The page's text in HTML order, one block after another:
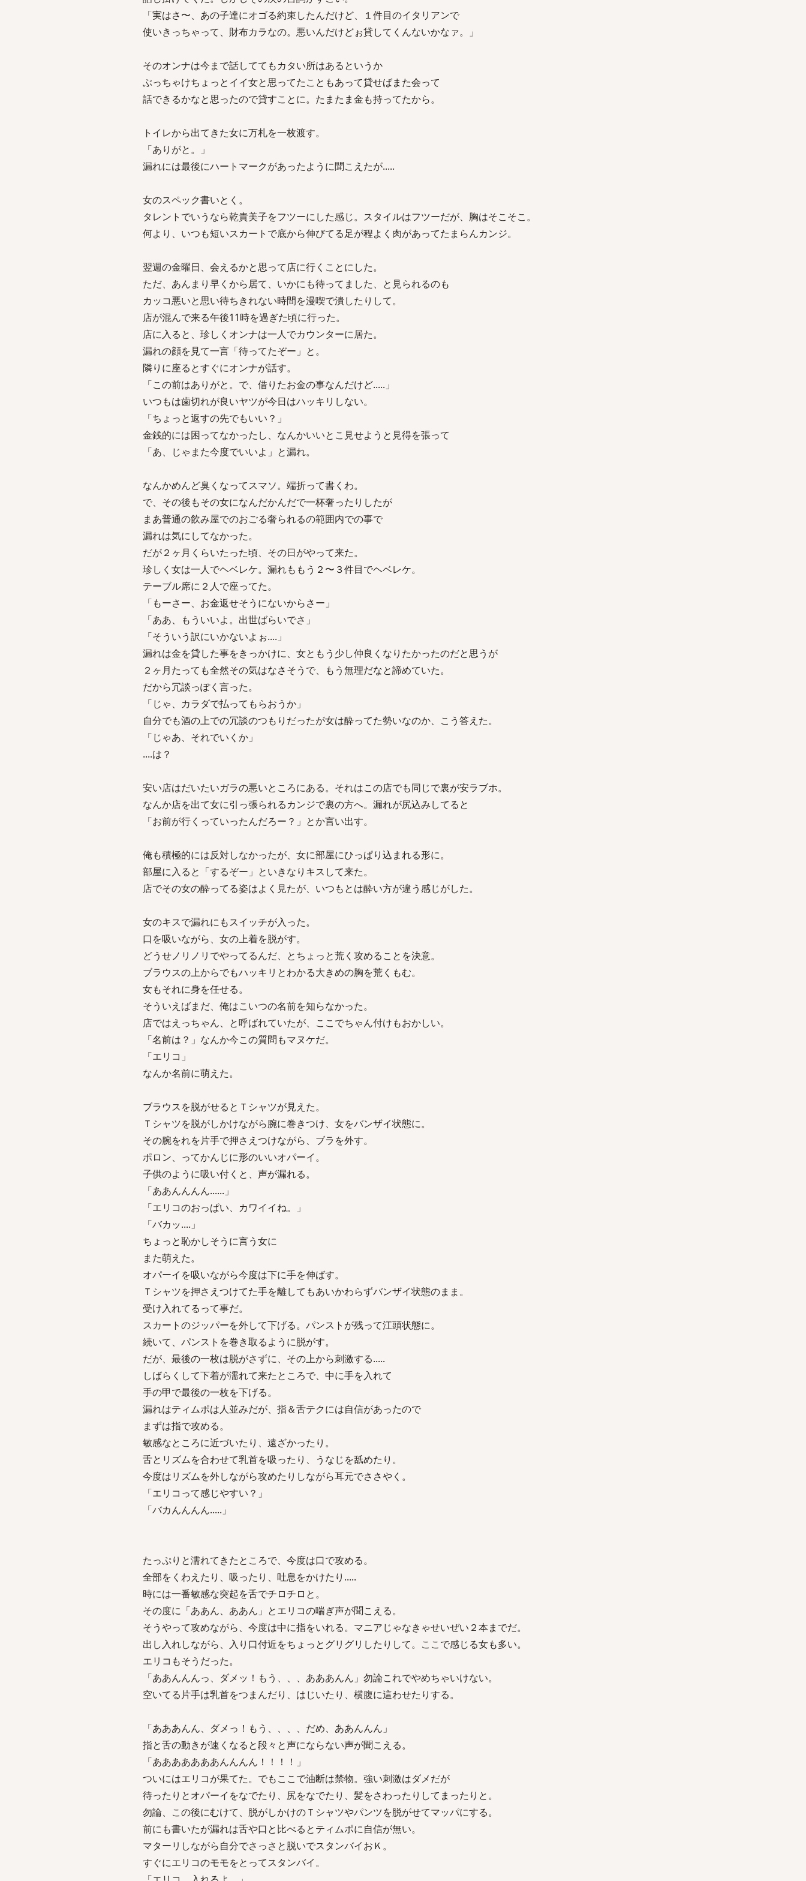
「実はさ〜、あの子達にオゴる約束したんだけど、１件目のイタリアンで
使いきっちゃって、財布カラなの。悪いんだけどぉ貸してくんないかなァ。」
そのオンナは今まで話しててもカタい所はあるというか
ぶっちゃけちょっとイイ女と思ってたこともあって貸せばまた会って
話できるかなと思ったので貸すことに。たまたま金も持ってたから。
トイレから出てきた女に万札を一枚渡す。
「ありがと。」
漏れには最後にハートマークがあったように聞こえたが.....
女のスペック書いとく。
タレントでいうなら乾貴美子をフツーにした感じ。スタイルはフツーだが、胸はそこそこ。
何より、いつも短いスカートで底から伸びてる足が程よく肉があってたまらんカンジ。
翌週の金曜日、会えるかと思って店に行くことにした。
ただ、あんまり早くから居て、いかにも待ってました、と見られるのも
カッコ悪いと思い待ちきれない時間を漫喫で潰したりして。
店が混んで来る午後11時を過ぎた頃に行った。
店に入ると、珍しくオンナは一人でカウンターに居た。
漏れの顔を見て一言「待ってたぞー」と。
隣りに座るとすぐにオンナが話す。
「この前はありがと。で、借りたお金の事なんだけど.....」
いつもは歯切れが良いヤツが今日はハッキリしない。
「ちょっと返すの先でもいい？」
金銭的には困ってなかったし、なんかいいとこ見せようと見得を張って
「あ、じゃまた今度でいいよ」と漏れ。
なんかめんど臭くなってスマソ。端折って書くわ。
で、その後もその女になんだかんだで一杯奢ったりしたが
まあ普通の飲み屋でのおごる奢られるの範囲内での事で
漏れは気にしてなかった。
だが２ヶ月くらいたった頃、その日がやって来た。
珍しく女は一人でヘベレケ。漏れももう２〜３件目でヘベレケ。
テーブル席に２人で座ってた。
「もーさー、お金返せそうにないからさー」
「ああ、もういいよ。出世ばらいでさ」
「そういう訳にいかないよぉ....」
漏れは金を貸した事をきっかけに、女ともう少し仲良くなりたかったのだと思うが
２ヶ月たっても全然その気はなさそうで、もう無理だなと諦めていた。
だから冗談っぽく言った。
「じゃ、カラダで払ってもらおうか」
自分でも酒の上での冗談のつもりだったが女は酔ってた勢いなのか、こう答えた。
「じゃあ、それでいくか」
....は？
安い店はだいたいガラの悪いところにある。それはこの店でも同じで裏が安ラブホ。
なんか店を出て女に引っ張られるカンジで裏の方へ。漏れが尻込みしてると
「お前が行くっていったんだろー？」とか言い出す。
俺も積極的には反対しなかったが、女に部屋にひっぱり込まれる形に。
部屋に入ると「するぞー」といきなりキスして来た。
店でその女の酔ってる姿はよく見たが、いつもとは酔い方が違う感じがした。
女のキスで漏れにもスイッチが入った。
口を吸いながら、女の上着を脱がす。
どうせノリノリでやってるんだ、とちょっと荒く攻めることを決意。
ブラウスの上からでもハッキリとわかる大きめの胸を荒くもむ。
女もそれに身を任せる。
そういえばまだ、俺はこいつの名前を知らなかった。
店ではえっちゃん、と呼ばれていたが、ここでちゃん付けもおかしい。
「名前は？」なんか今この質問もマヌケだ。
「エリコ」
なんか名前に萌えた。
ブラウスを脱がせるとＴシャツが見えた。
Ｔシャツを脱がしかけながら腕に巻きつけ、女をバンザイ状態に。
その腕をれを片手で押さえつけながら、ブラを外す。
ポロン、ってかんじに形のいいオパーイ。
子供のように吸い付くと、声が漏れる。
「ああんんんん......」
「エリコのおっぱい、カワイイね。」
「バカッ....」
ちょっと恥かしそうに言う女に
また萌えた。
オパーイを吸いながら今度は下に手を伸ばす。
Ｔシャツを押さえつけてた手を離してもあいかわらずバンザイ状態のまま。
受け入れてるって事だ。
スカートのジッパーを外して下げる。パンストが残って江頭状態に。
続いて、パンストを巻き取るように脱がす。
だが、最後の一枚は脱がさずに、その上から刺激する.....
しばらくして下着が濡れて来たところで、中に手を入れて
手の甲で最後の一枚を下げる。
漏れはティムポは人並みだが、指＆舌テクには自信があったので
まずは指で攻める。
敏感なところに近づいたり、遠ざかったり。
舌とリズムを合わせて乳首を吸ったり、うなじを舐めたり。
今度はリズムを外しながら攻めたりしながら耳元でささやく。
「エリコって感じやすい？」
「バカんんんん.....」
たっぷりと濡れてきたところで、今度は口で攻める。
全部をくわえたり、吸ったり、吐息をかけたり.....
時には一番敏感な突起を舌でチロチロと。
その度に「ああん、ああん」とエリコの喘ぎ声が聞こえる。
そうやって攻めながら、今度は中に指をいれる。マニアじゃなきゃせいぜい２本までだ。
出し入れしながら、入り口付近をちょっとグリグリしたりして。ここで感じる女も多い。
エリコもそうだった。
「ああんんんっ、ダメッ！もう、、、あああんん」勿論これでやめちゃいけない。
空いてる片手は乳首をつまんだり、はじいたり、横腹に這わせたりする。
「あああんん、ダメっ！もう、、、、だめ、ああんんん」
指と舌の動きが速くなると段々と声にならない声が聞こえる。
「あああああああんんんん！！！！」
ついにはエリコが果てた。でもここで油断は禁物。強い刺激はダメだが
待ったりとオパーイをなでたり、尻をなでたり、髪をさわったりしてまったりと。
勿論、この後にむけて、脱がしかけのＴシャツやパンツを脱がせてマッパにする。
前にも書いたが漏れは舌や口と比べるとティムポに自信が無い。
マターリしながら自分でさっさと脱いでスタンバイおＫ。
すぐにエリコのモモをとってスタンバイ。